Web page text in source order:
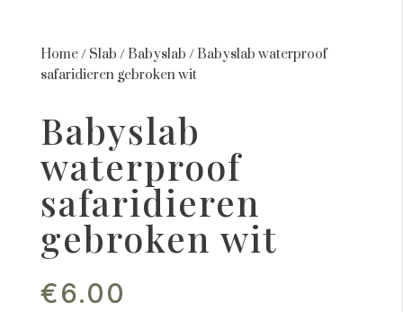
Home/ Slab / Babyslab / Babyslab waterproof
safaridieren gebroken wit
Babyslab
waterproof
safaridieren
gebroken wit
€6.00